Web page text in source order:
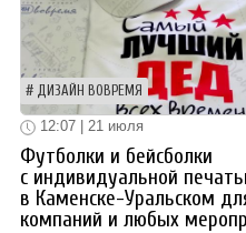
ДИЗАЙН ВОВРЕМЯ
12:07 | 21 июля
Футболки и бейсболки
с индивидуальной
в Каменске-Уральском
компаний и любых